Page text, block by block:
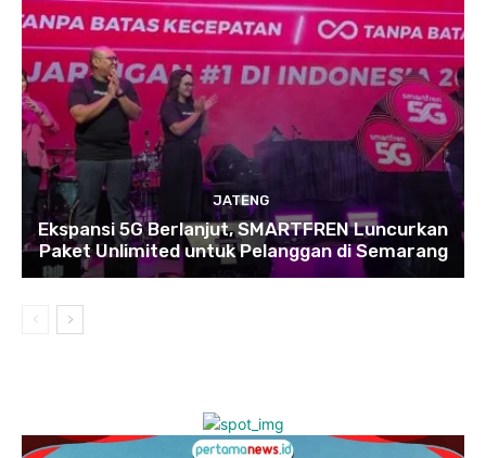
JATENG
Ekspansi 5G Berlanjut, SMARTFREN Luncurkan
Paket Unlimited untuk Pelanggan di Semarang